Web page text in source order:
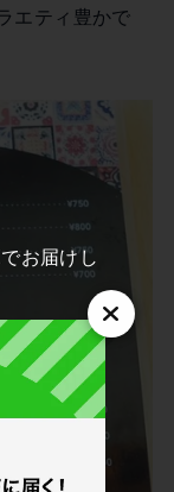
エティ豊かで
お届けし